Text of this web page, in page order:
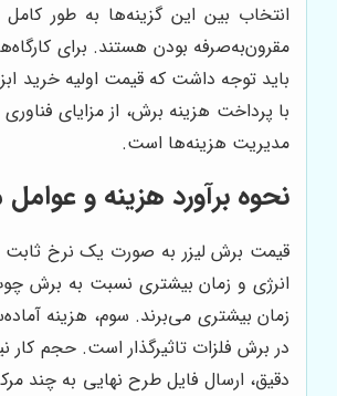
مقرون‌به‌صرفه بودن هستند. برای
باید توجه داشت که قیمت اولیه خرید
با پرداخت هزینه برش، از مزایای
مدیریت هزینه‌ها است.
نحوه برآورد هزینه و
قیمت برش لیزر به صورت یک نرخ
انرژی و زمان بیشتری نسبت به برش
زمان بیشتری می‌برند. سوم، هزینه
در برش فلزات تاثیرگذار است. حجم کار
دقیق، ارسال فایل طرح نهایی به چند